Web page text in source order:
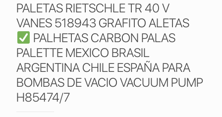
PALETAS RIETSCHLE TR 40 V
VANES 518943 GRAFITO ALETAS
PALHETAS CARBON PALAS
PALETTE MEXICO BRASIL
ARGENTINA CHILE ESPAÑA PARA
BOMBAS DE VACIO VACUUM PUMP
H85474/7